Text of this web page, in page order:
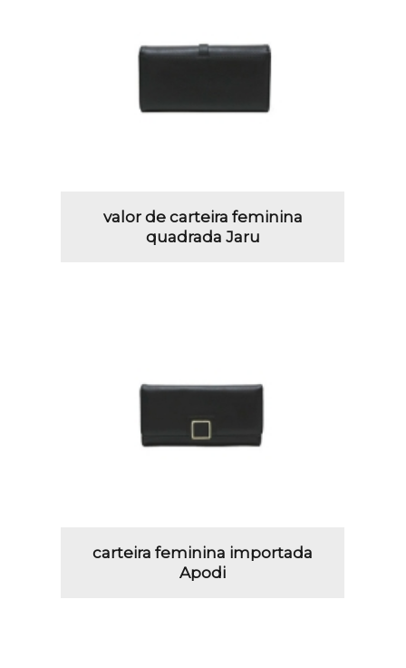
valor de carteira feminina
quadrada Jaru
carteira feminina importada
Apodi